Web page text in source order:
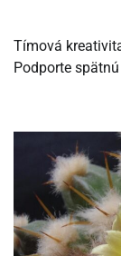
Tímová
Podporte